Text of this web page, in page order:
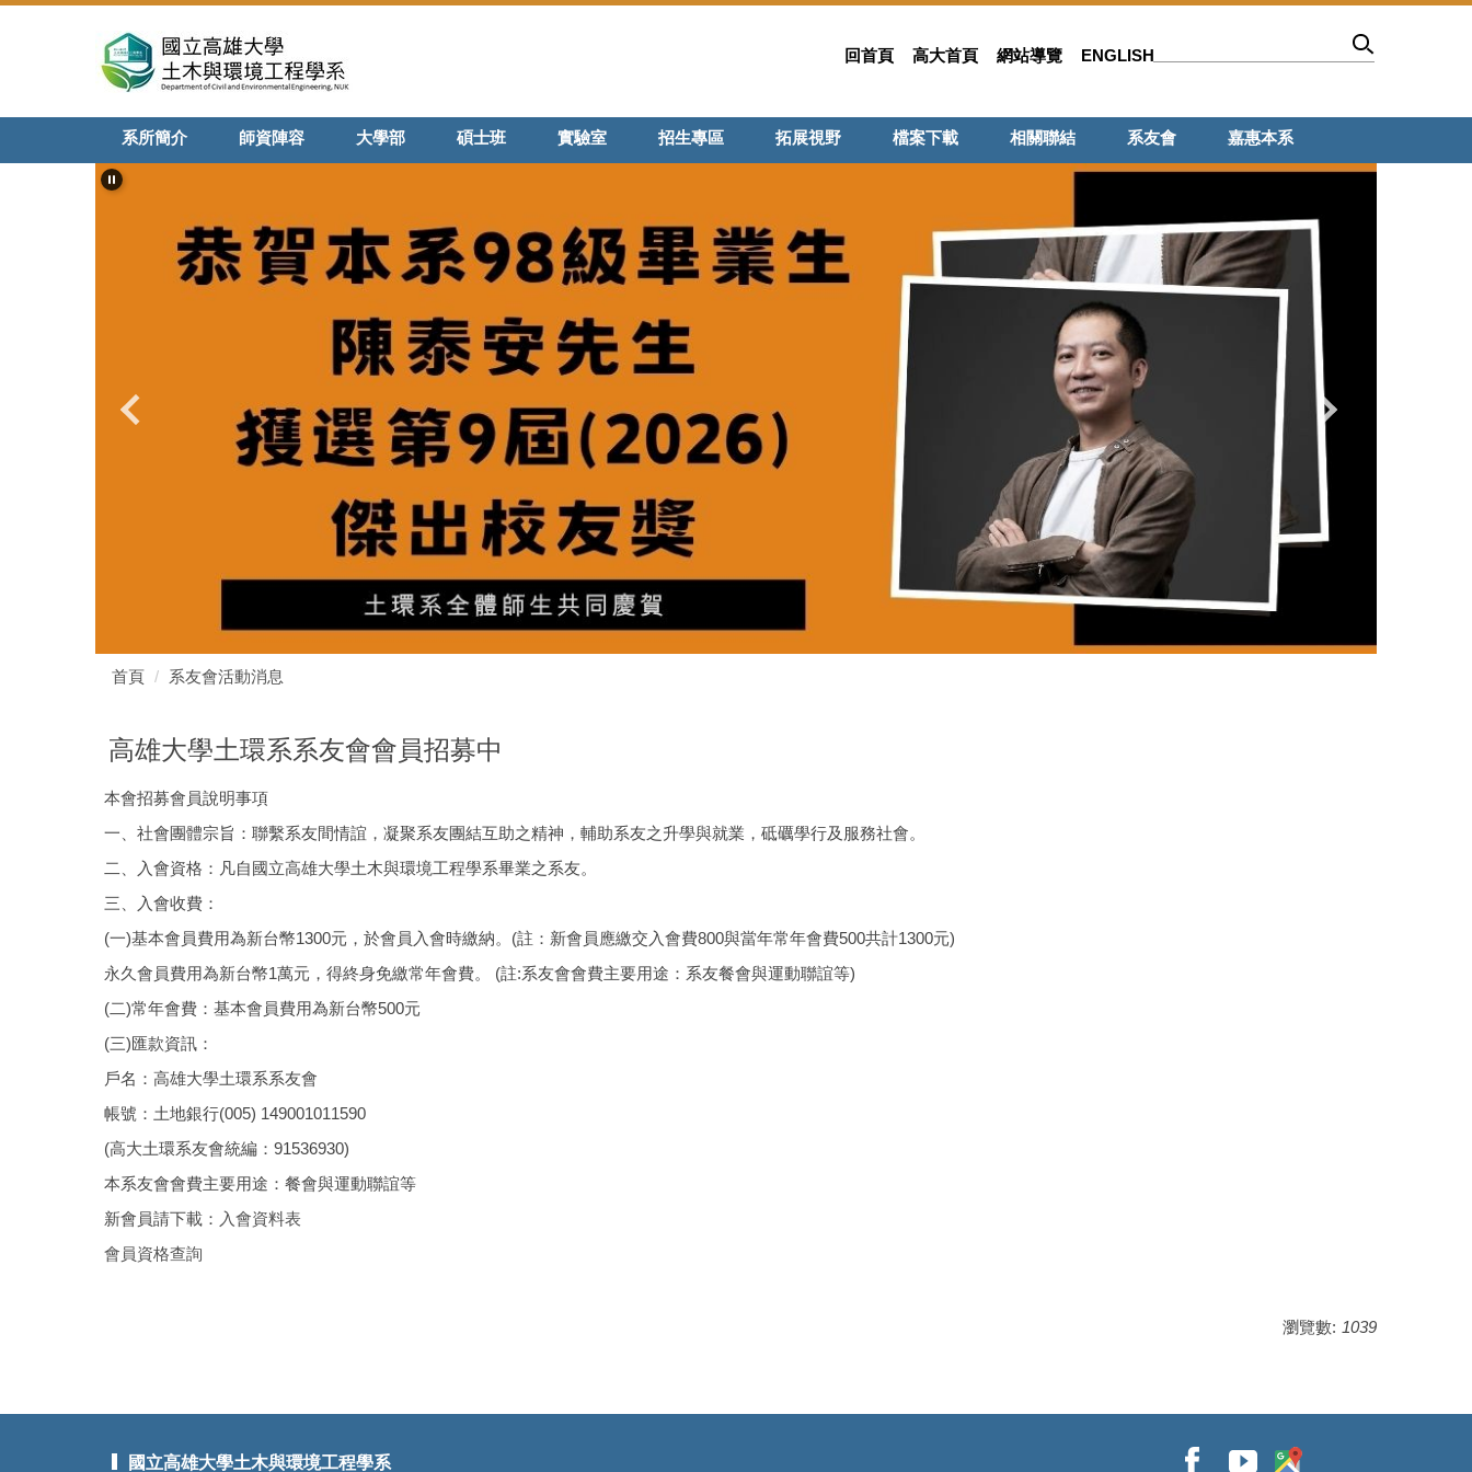
內
區
回首頁 高大首頁 網站導覽 ENGLISH
系所簡介 師資陣容 大學部 碩士班 實驗室 招生專區 拓展視野 檔案下載 相關聯結 系友會 嘉惠本系
首頁 系友會活動消息
高雄大學土環系系友會會員招募中
本會招募會員說明事項
一、社會團體宗旨：聯繫系友間情誼，凝聚系友團結互助之精神，輔助系友之升學與就業，砥礪學行及服務社會。
二、入會資格：凡自國立高雄大學土木與環境工程學系畢業之系友。
三、入會收費：
(一)基本會員費用為新台幣1300元，於會員入會時繳納。(註：新會員應繳交入會費800與當年常年會費500共計1300元)
永久會員費用為新台幣1萬元，得終身免繳常年會費。 (註:系友會會費主要用途：系友餐會與運動聯誼等)
(二)常年會費：基本會員費用為新台幣500元
(三)匯款資訊：
戶名：高雄大學土環系系友會
帳號：土地銀行(005) 149001011590
(高大土環系友會統編：91536930)
本系友會會費主要用途：餐會與運動聯誼等
新會員請下載： 入會資料表
會員資格查詢
瀏覽數: 1039
國立高雄大學土木與環境工程學系